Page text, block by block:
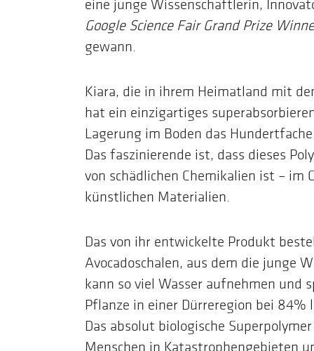
eine junge Wissenschaftlerin,
Google Science Fair Grand Prize
gewann.
Kiara, die in ihrem Heimatland mit
hat ein einzigartiges
Lagerung im Boden das
Das faszinierende ist, dass dieses
von schädlichen Chemikalien ist – im
künstlichen Materialien.
Das von ihr entwickelte Produkt
Avocadoschalen, aus dem die junge
kann so viel Wasser aufnehmen und
Pflanze in einer Dürreregion bei 84%
Das absolut biologische
Menschen in Katastrophengebieten